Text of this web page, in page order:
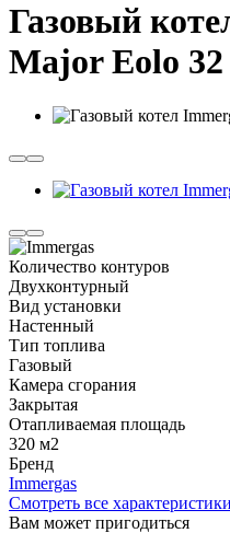
Газовый
Major Eolo
Количество контуров
Двухконтурный
Вид установки
Настенный
Тип топлива
Газовый
Камера сгорания
Закрытая
Отапливаемая площадь
320 м2
Бренд
Immergas
Смотреть все характеристики
Вам может пригодиться